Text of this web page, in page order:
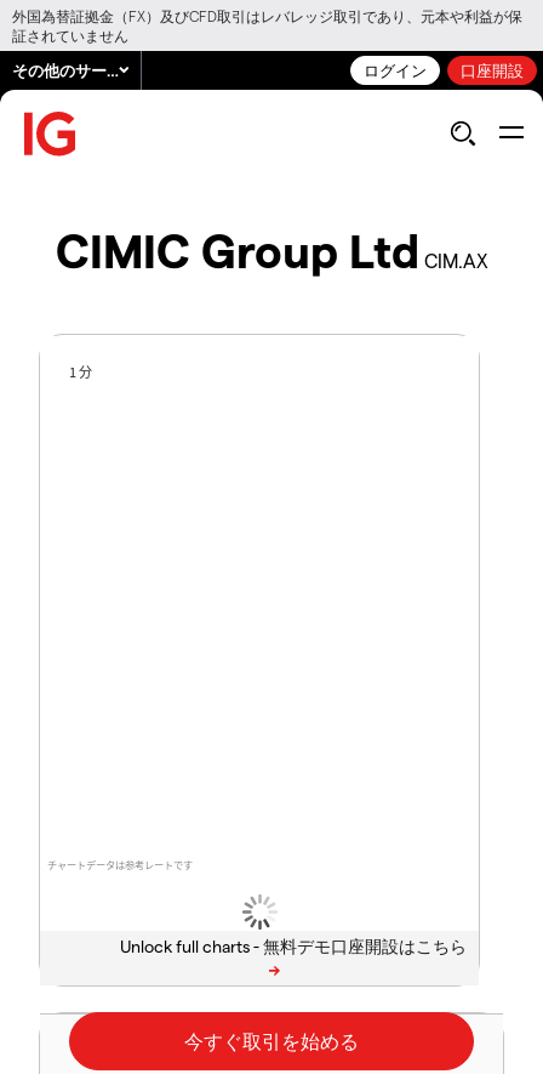
外国為替証拠金（FX）及びCFD取引はレバレッジ取引であり、元本や利益が保
証されていません
その他のサービス ログイン 口座開設
CIMIC Group Ltd CIM.AX
チャートデータは参考レートです
1 分
Unlock full charts -